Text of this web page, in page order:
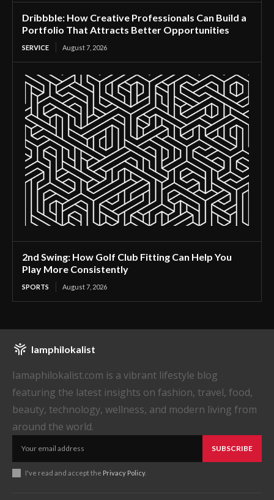
Dribbble: How Creative Professionals Can Build a
Portfolio That Attracts Better Opportunities
SERVICE August 7, 2026
2nd Swing: How Golf Club Fitting Can Help You
Play More Consistently
SPORTS August 7, 2026
Iamphilokalist
Iamaphilokalist.com is a vibrant lifestyle blog
featuring the latest insights on fashion, travel, food,
beauty, technology, wellness, and modern living from
around the world.
SUBSCRIBE
I've read and accept the Privacy Policy.